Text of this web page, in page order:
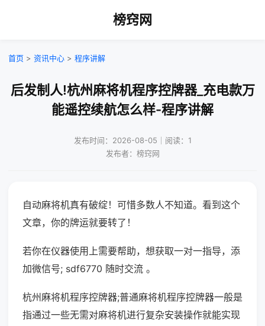
榜窍网
首页 > 资讯中心 > 程序讲解
后发制人!杭州麻将机程序控牌器_充电款万
能遥控续航怎么样-程序讲解
发布时间：2026-08-05｜阅读：1
发布者：榜窍网
自动麻将机真有破绽！可惜多数人不知道。看到这个
文章，你的牌运就要转了！
若你在仪器使用上需要帮助，想获取一对一指导，添
加微信号; sdf6770 随时交流 。
杭州麻将机程序控牌器;普通麻将机程序控牌器一般是
指通过一些无需对麻将机进行复杂安装操作就能实现